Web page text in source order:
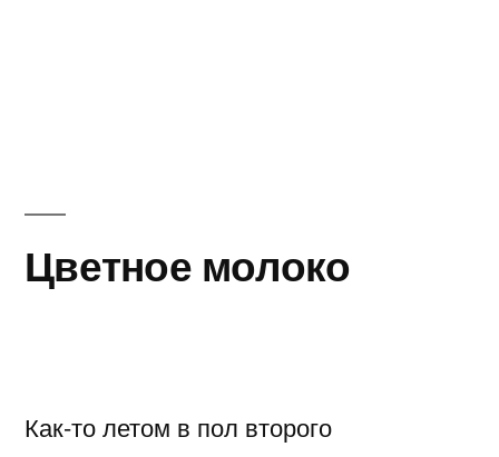
Цветное молоко
Как-то летом в пол второго